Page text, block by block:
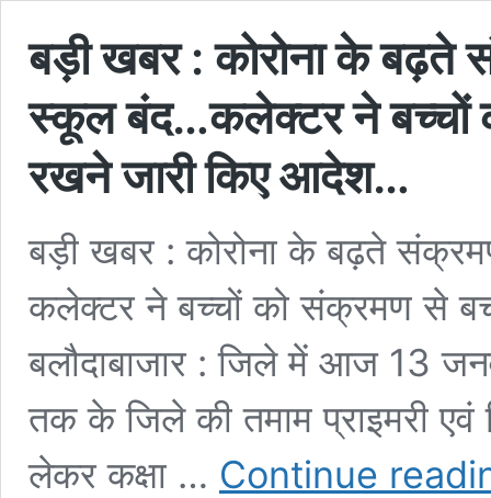
बड़ी खबर : कोरोना के बढ़ते
स्कूल बंद…कलेक्टर ने बच्चों
रखने जारी किए आदेश…
बड़ी खबर : कोरोना के बढ़ते
कलेक्टर ने बच्चों को संक्रमण से
बलौदाबाजार : जिले में आज 13
तक के जिले की तमाम प्राइमरी एवं
लेकर कक्षा … Continue